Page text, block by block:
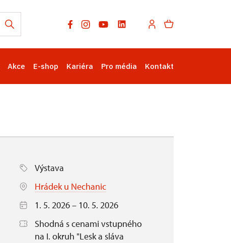
Akce E-shop Kariéra Pro média Kontakt
Výstava
Hrádek u Nechanic
1. 5. 2026 – 10. 5. 2026
Shodná s cenami vstupného
na I. okruh "Lesk a sláva